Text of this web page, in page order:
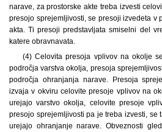
narave, za prostorske akte treba izvesti
presojo sprejemljivosti, se presoji izvedeta v
akta. Ti presoji predstavljata smiselni del
katere obravnavata.
(4) Celovita presoja vplivov na okolje
področja varstva okolja, presoja
področja ohranjanja narave. Presoja
izvaja v okviru celovite presoje vplivov na
urejajo varstvo okolja, celovite presoje
presojo sprejemljivosti pa je treba izvesti, se
urejajo ohranjanje narave. Obveznosti